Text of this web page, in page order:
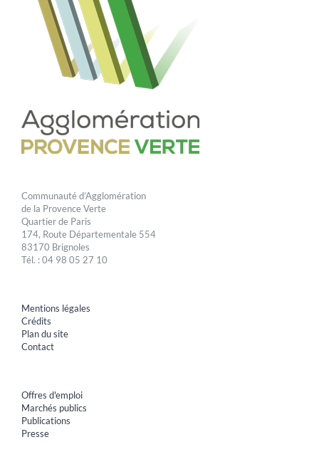
Communauté d’Agglomération
de la Provence Verte
Quartier de Paris
174, Route Départementale 554
83170 Brignoles
Tél. : 04 98 05 27 10
Mentions légales
Crédits
Plan du site
Contact
Offres d'emploi
Marchés publics
Publications
Presse